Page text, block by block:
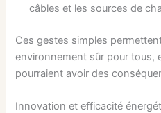
câbles et les sources de
Ces gestes simples
environnement sûr pour tous,
pourraient avoir des
Innovation et efficacité